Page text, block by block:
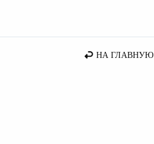
НА ГЛАВНУЮ